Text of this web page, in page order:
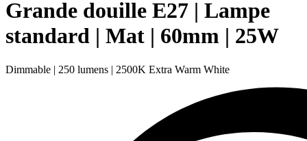
Grande douille E27 | Lampe
standard | Mat | 60mm | 25W
Dimmable | 250 lumens | 2500K Extra Warm White